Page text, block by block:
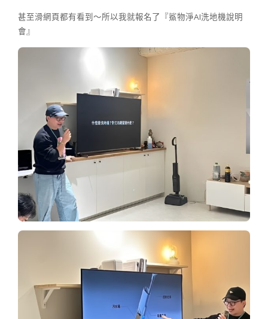
甚至滑網頁都有看到～所以我就報名了『鯊物淨AI洗地機說明
會』